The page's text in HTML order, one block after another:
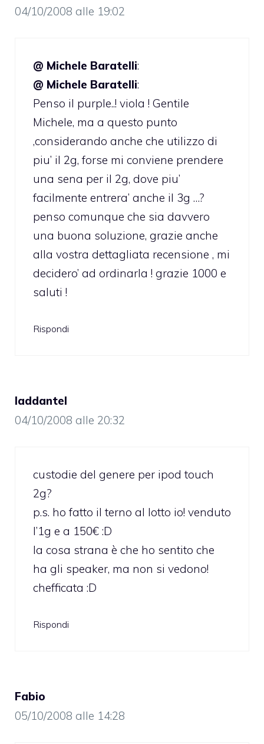
04/10/2008 alle 19:02
@ Michele Baratelli:
@ Michele Baratelli:
Penso il purple..! viola ! Gentile
Michele, ma a questo punto
,considerando anche che utilizzo di
piu’ il 2g, forse mi conviene prendere
una sena per il 2g, dove piu’
facilmente entrera’ anche il 3g …?
penso comunque che sia davvero
una buona soluzione, grazie anche
alla vostra dettagliata recensione , mi
decidero’ ad ordinarla ! grazie 1000 e
saluti !
Rispondi
laddantel
04/10/2008 alle 20:32
custodie del genere per ipod touch
2g?
p.s. ho fatto il terno al lotto io! venduto
l’1g e a 150€ :D
la cosa strana è che ho sentito che
ha gli speaker, ma non si vedono!
chefficata :D
Rispondi
Fabio
05/10/2008 alle 14:28